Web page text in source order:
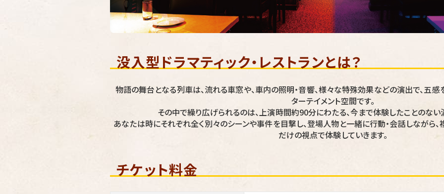
没入型ドラマティック・レストランとは？
物語の舞台となる列車は、流れる車窓や、車内の照明・音響、様々な特殊効果などの演出で、五
ターテイメント空間です。
その中で繰り広げられるのは、上演時間約90分にわたる、今まで体験したことのな
あなたは時にそれぞれ全く別々のシーンや事件を目撃し、登場人物と一緒に行動・会話しながら
だけの視点で体験していきます。
チケット料金